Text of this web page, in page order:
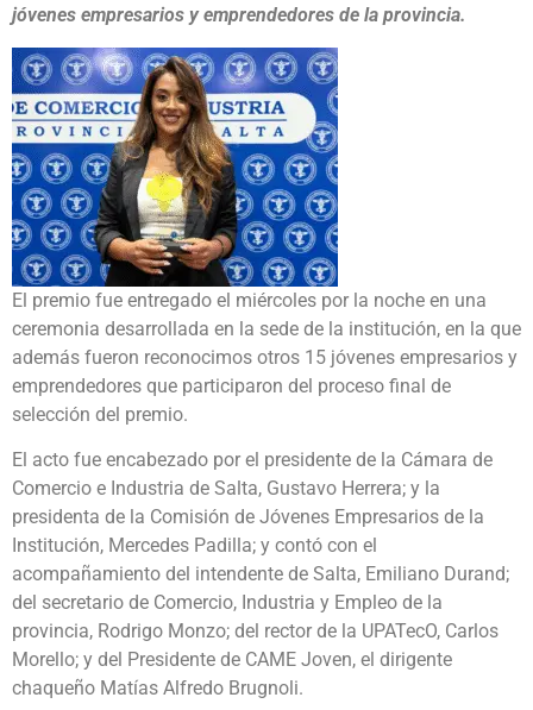
jóvenes empresarios y emprendedores de la provincia.
El premio fue entregado el miércoles por la noche en una
ceremonia desarrollada en la sede de la institución, en la que
además fueron reconocimos otros 15 jóvenes empresarios y
emprendedores que participaron del proceso final de
selección del premio.
El acto fue encabezado por el presidente de la Cámara de
Comercio e Industria de Salta, Gustavo Herrera; y la
presidenta de la Comisión de Jóvenes Empresarios de la
Institución, Mercedes Padilla; y contó con el
acompañamiento del intendente de Salta, Emiliano Durand;
del secretario de Comercio, Industria y Empleo de la
provincia, Rodrigo Monzo; del rector de la UPATecO, Carlos
Morello; y del Presidente de CAME Joven, el dirigente
chaqueño Matías Alfredo Brugnoli.